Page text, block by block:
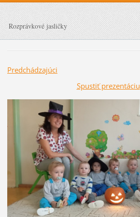
Rozprávkové jasličky
Predchádzajúci
Spustiť prezentáciu